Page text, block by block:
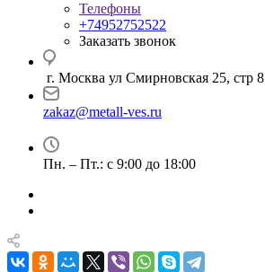
Телефоны
+74952752522
Заказать звонок
г. Москва ул Смирновская 25, стр 8
zakaz@metall-ves.ru
Пн. – Пт.: с 9:00 до 18:00